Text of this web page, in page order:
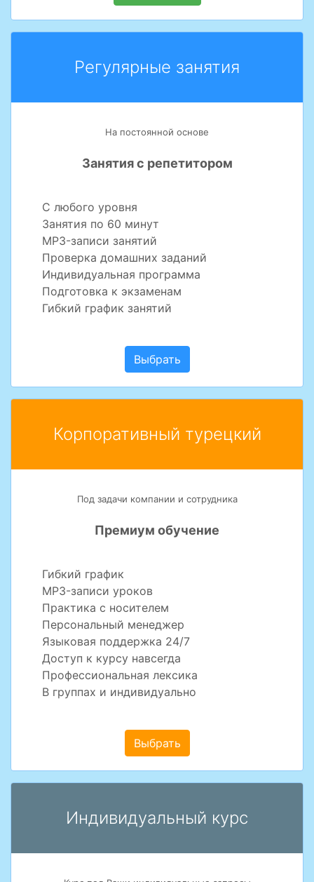
Регулярные занятия
На постоянной основе
Занятия с репетитором
С любого уровня
Занятия по 60 минут
MP3-записи занятий
Проверка домашних заданий
Индивидуальная программа
Подготовка к экзаменам
Гибкий график занятий
Выбрать
Корпоративный турецкий
Под задачи компании и сотрудника
Премиум обучение
Гибкий график
MP3-записи уроков
Практика с носителем
Персональный менеджер
Языковая поддержка 24/7
Доступ к курсу навсегда
Профессиональная лексика
В группах и индивидуально
Выбрать
Индивидуальный курс